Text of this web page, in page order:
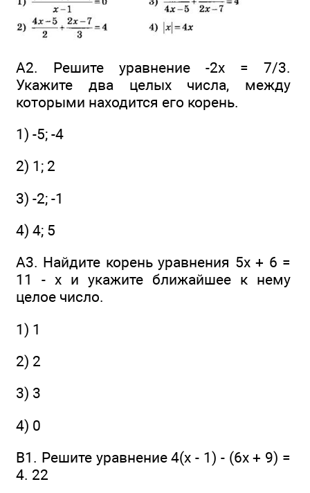
А2. Решите уравнение -2x = 7/3.
Укажите два целых числа, между
которыми находится его корень.
1) -5; -4
2) 1; 2
3) -2; -1
4) 4; 5
А3. Найдите корень уравнения 5x + 6 =
11 - x и укажите ближайшее к нему
целое число.
1) 1
2) 2
3) 3
4) 0
В1. Решите уравнение 4(x - 1) - (6x + 9) =
4. 22